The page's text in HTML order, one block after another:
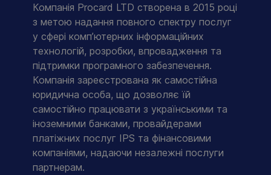
Компанія Procard LTD створена в 2015 році
з метою надання повного спектру послуг
у сфері комп’ютерних інформаційних
технологій, розробки, впровадження та
підтримки програмного забезпечення.
Компанія зареєстрована як самостійна
юридична особа, що дозволяє їй
самостійно працювати з українськими та
іноземними банками, провайдерами
платіжних послуг IPS та фінансовими
компаніями, надаючи незалежні послуги
партнерам.